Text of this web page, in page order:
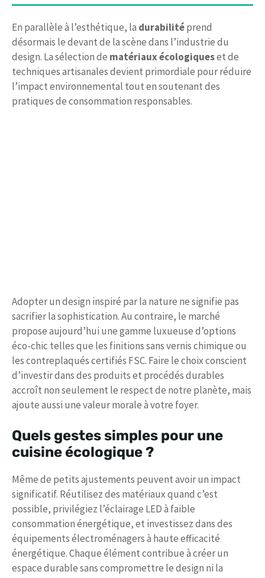
En parallèle à l’esthétique, la durabilitéprend
désormais le devant de la scène dans l’industrie du
design. La sélection de matériaux écologiqueset de
techniques artisanales devient primordiale pour réduire
l’impact environnemental tout en soutenant des
pratiques de consommation responsables.
Adopter un design inspiré par la nature ne signifie pas
sacrifier la sophistication. Au contraire, le marché
propose aujourd’hui une gamme luxueuse d’options
éco-chic telles que les finitions sans vernis chimique ou
les contreplaqués certifiés FSC. Faire le choix conscient
d’investir dans des produits et procédés durables
accroît non seulement le respect de notre planète, mais
ajoute aussi une valeur morale à votre foyer.
Quels gestes simples pour une
cuisine écologique ?
Même de petits ajustements peuvent avoir un impact
significatif. Réutilisez des matériaux quand c’est
possible, privilégiez l’éclairage LED à faible
consommation énergétique, et investissez dans des
équipements électroménagers à haute efficacité
énergétique. Chaque élément contribue à créer un
espace durable sans compromettre le design ni la